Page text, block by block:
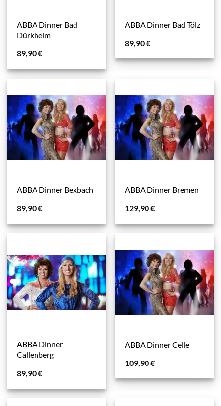
ABBA Dinner Bad
Dürkheim
89,90€
ABBA Dinner Bad Tölz
89,90€
ABBA Dinner Bexbach
89,90€
ABBA Dinner Bremen
129,90€
ABBA Dinner
Callenberg
89,90€
ABBA Dinner Celle
109,90€